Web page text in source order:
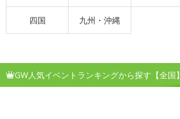
四国 九州・沖縄
GW人気イベントランキングから探す【全国】